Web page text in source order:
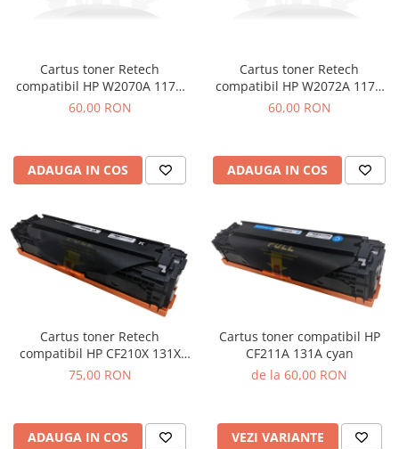
Cartus toner Retech
compatibil HP W2070A 117A
black
60,00 RON
ADAUGA IN COS
Cartus toner Retech
compatibil HP W2072A 117A
yellow
60,00 RON
ADAUGA IN COS
Cartus toner Retech
compatibil HP CF210X 131X
black
75,00 RON
ADAUGA IN COS
Cartus toner compatibil HP
CF211A 131A cyan
de la 60,00 RON
VEZI VARIANTE